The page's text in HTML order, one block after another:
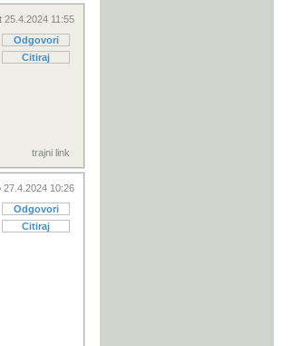
25.4.2024 11:55
Odgovori
Citiraj
trajni link
27.4.2024 10:26
Odgovori
Citiraj